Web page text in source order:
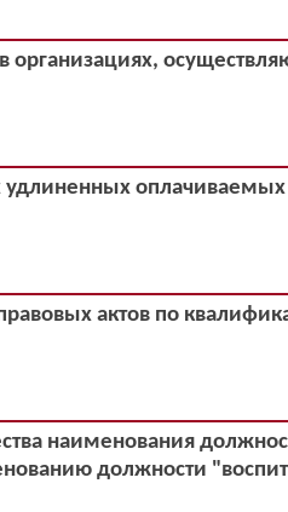
организациях,
оплачиваемых
актов по
наименования
должности